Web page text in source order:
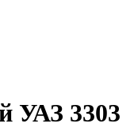
УАЗ 3303